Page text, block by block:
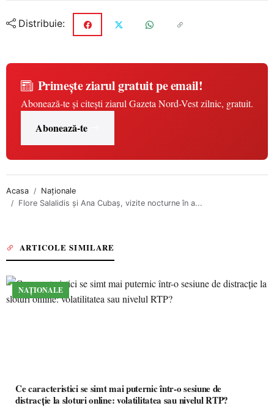
Distribuie:
Primește ziarul gratuit pe email!
Abonează-te și citești ziarul Gazeta Nord-Vest zilnic, gratuit.
Abonează-te
Acasa
Naționale
Flore Salalidis şi Ana Cubaş, vizite nocturne în a...
ARTICOLE SIMILARE
NAȚIONALE
Ce caracteristici se simt mai puternic într-o sesiune de
distracție la sloturi online: volatilitatea sau nivelul RTP?